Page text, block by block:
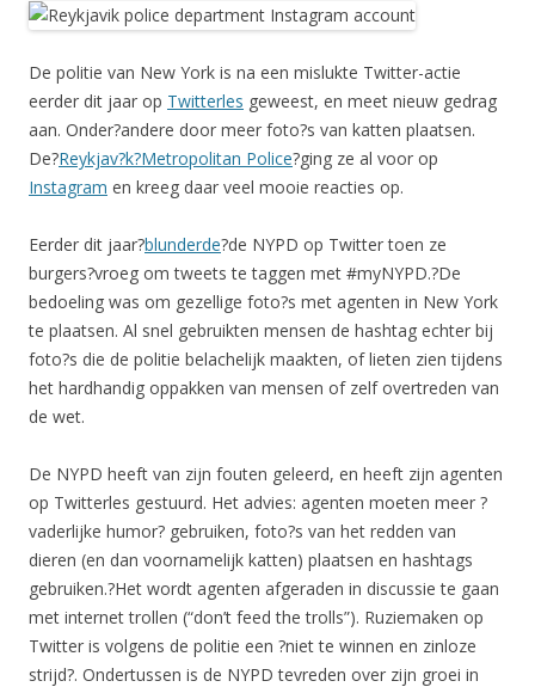
De politie van New York is na een mislukte Twitter-actie
eerder dit jaar op Twitterles geweest, en meet nieuw gedrag
aan. Onder?andere door meer foto?s van katten plaatsen.
De?Reykjav?k?Metropolitan Police?ging ze al voor op
Instagram en kreeg daar veel mooie reacties op.
Eerder dit jaar?blunderde?de NYPD op Twitter toen ze
burgers?vroeg om tweets te taggen met #myNYPD.?De
bedoeling was om gezellige foto?s met agenten in New York
te plaatsen. Al snel gebruikten mensen de hashtag echter bij
foto?s die de politie belachelijk maakten, of lieten zien tijdens
het hardhandig oppakken van mensen of zelf overtreden van
de wet.
De NYPD heeft van zijn fouten geleerd, en heeft zijn agenten
op Twitterles gestuurd. Het advies: agenten moeten meer ?
vaderlijke humor? gebruiken, foto?s van het redden van
dieren (en dan voornamelijk katten) plaatsen en hashtags
gebruiken.?Het wordt agenten afgeraden in discussie te gaan
met internet trollen (“don’t feed the trolls”). Ruziemaken op
Twitter is volgens de politie een ?niet te winnen en zinloze
strijd?. Ondertussen is de NYPD tevreden over zijn groei in